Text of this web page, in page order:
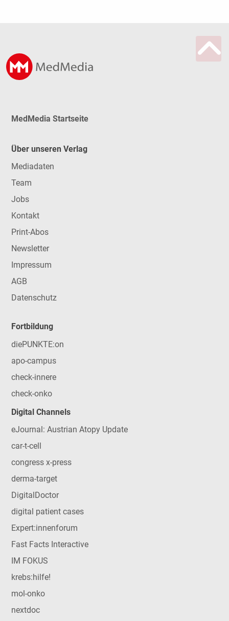
MedMedia Startseite
Über unseren Verlag
Mediadaten
Team
Jobs
Kontakt
Print-Abos
Newsletter
Impressum
AGB
Datenschutz
Fortbildung
diePUNKTE:on
apo-campus
check-innere
check-onko
Digital Channels
eJournal: Austrian Atopy Update
car-t-cell
congress x-press
derma-target
DigitalDoctor
digital patient cases
Expert:innenforum
Fast Facts Interactive
IM FOKUS
krebs:hilfe!
mol-onko
nextdoc